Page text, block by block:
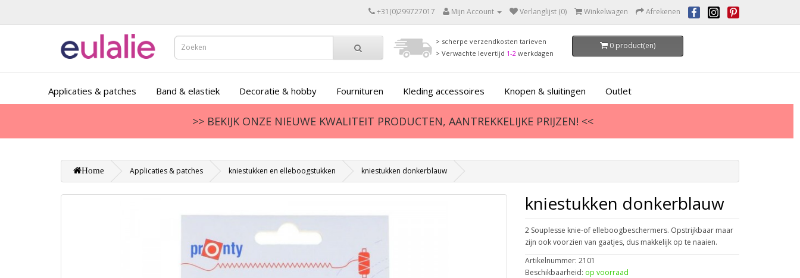
+31(0)299727017 Mijn Account Verlanglijst (0) Winkelwagen Afrekenen
> scherpe verzendkosten tarieven
> Verwachte levertijd 1-2werkdagen
0 product(en)
Applicaties & patches Band & elastiek Decoratie & hobby Fournituren Kleding accessoires Knopen & sluitingen Outlet
>> BEKIJK ONZE NIEUWE KWALITEIT PRODUCTEN, AANTREKKELIJKE PRIJZEN! <<
Home Applicaties & patches kniestukken en elleboogstukken kniestukken donkerblauw
kniestukken donkerblauw
2 Souplesse knie-of elleboogbeschermers. Opstrijkbaar maar
zijn ook voorzien van gaatjes, dus makkelijk op te naaien.
Artikelnummer: 2101
Beschikbaarheid: op voorraad